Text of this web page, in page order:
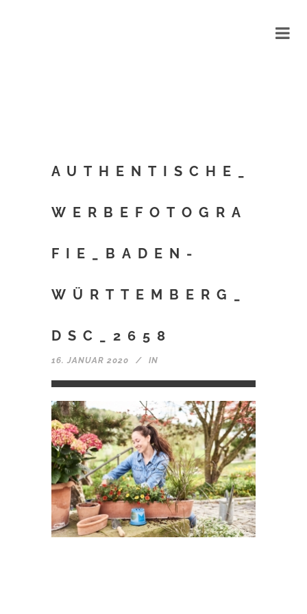
AUTHENTISCHE_
WERBEFOTOGRA
FIE_BADEN-
WÜRTTEMBERG_
DSC_2658
16. JANUAR 2020 IN